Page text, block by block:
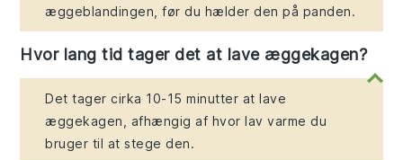
æggeblandingen, før du hælder den på panden.
Hvor lang tid tager det at lave æggekagen?
Det tager cirka 10-15 minutter at lave
æggekagen, afhængig af hvor lav varme du
bruger til at stege den.